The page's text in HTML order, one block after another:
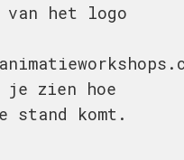
van het logo
je zien hoe
stand komt.